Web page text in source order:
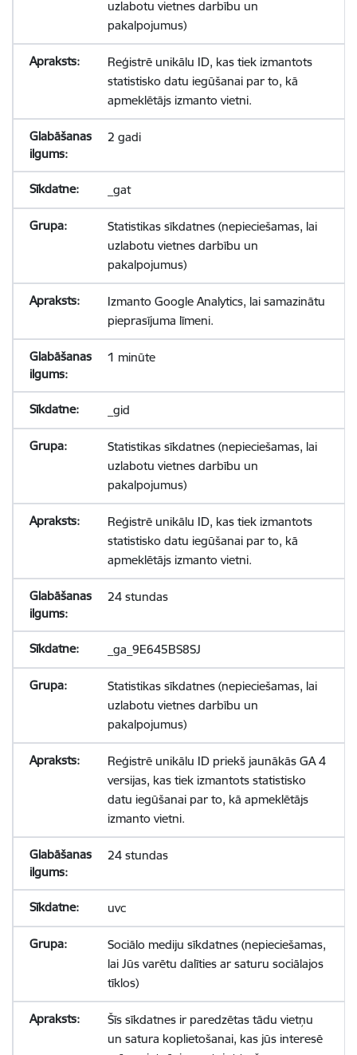
uzlabotu vietnes darbību un
pakalpojumus)
Reģistrē unikālu ID, kas tiek izmantots
statistisko datu iegūšanai par to, kā
apmeklētājs izmanto vietni.
2 gadi
_gat
Statistikas sīkdatnes (nepieciešamas, lai
uzlabotu vietnes darbību un
pakalpojumus)
Izmanto Google Analytics, lai samazinātu
pieprasījuma līmeni.
1 minūte
_gid
Statistikas sīkdatnes (nepieciešamas, lai
uzlabotu vietnes darbību un
pakalpojumus)
Reģistrē unikālu ID, kas tiek izmantots
statistisko datu iegūšanai par to, kā
apmeklētājs izmanto vietni.
24 stundas
_ga_9E645BS8SJ
Statistikas sīkdatnes (nepieciešamas, lai
uzlabotu vietnes darbību un
pakalpojumus)
Reģistrē unikālu ID priekš jaunākās GA 4
versijas, kas tiek izmantots statistisko
datu iegūšanai par to, kā apmeklētājs
izmanto vietni.
24 stundas
uvc
Sociālo mediju sīkdatnes (nepieciešamas,
lai Jūs varētu dalīties ar saturu sociālajos
tīklos)
Šīs sīkdatnes ir paredzētas tādu vietņu
un satura koplietošanai, kas jūs interesē